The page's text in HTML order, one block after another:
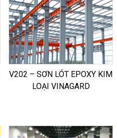
V202 – SƠN LÓT EPOXY KIM
LOẠI VINAGARD